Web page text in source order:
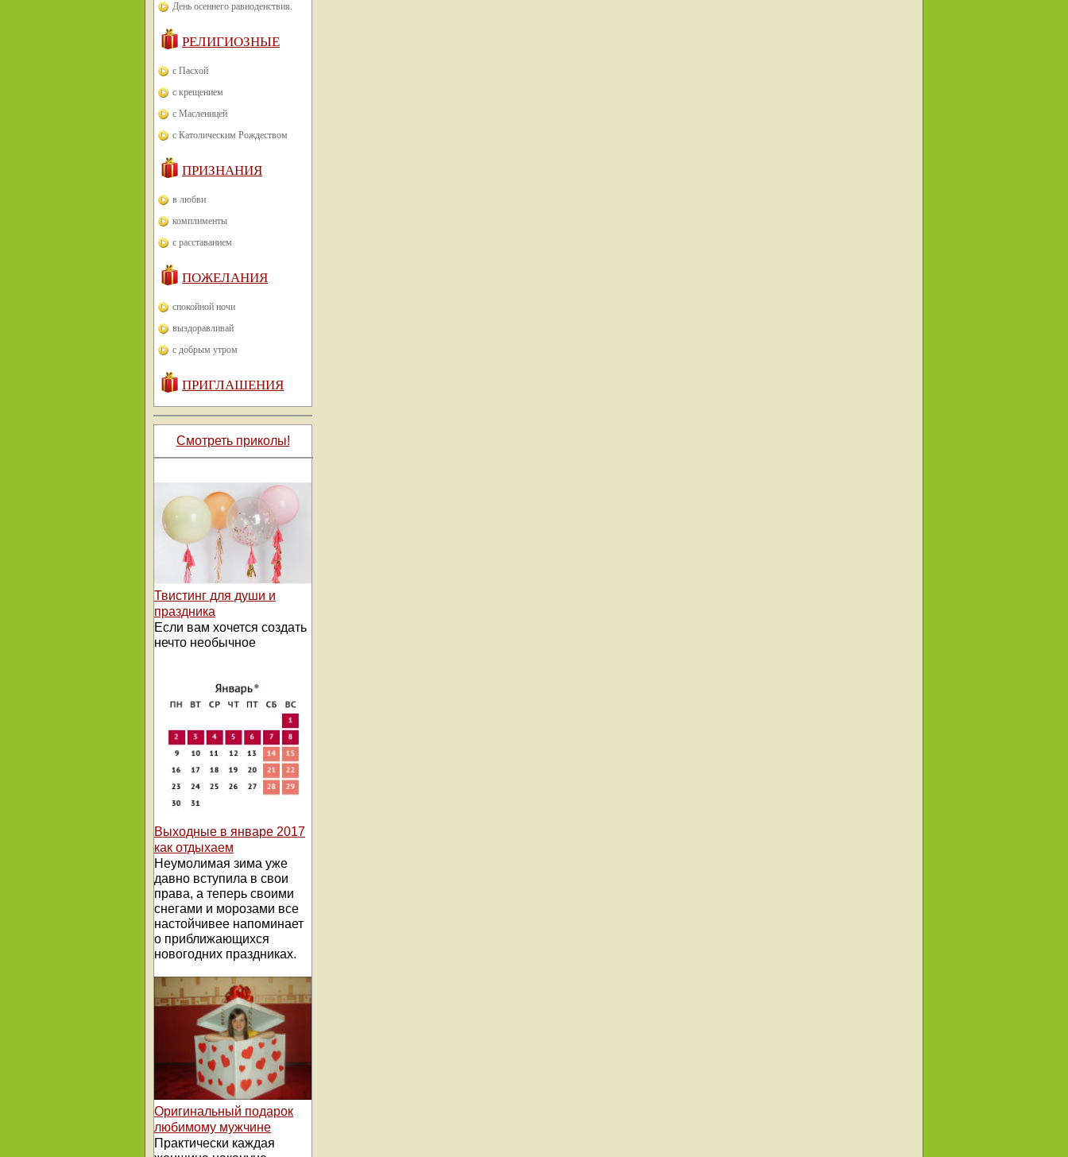
День осеннего равноденствия.
РЕЛИГИОЗНЫЕ
с Пасхой
с крещением
с Масленицей
с Католическим Рождеством
ПРИЗНАНИЯ
в любви
комплименты
с расставанием
ПОЖЕЛАНИЯ
спокойной ночи
выздоравливай
с добрым утром
ПРИГЛАШЕНИЯ
Смотреть приколы!
Твистинг для души и
праздника
Если вам хочется создать
нечто необычное
Выходные в январе 2017
как отдыхаем
Неумолимая зима уже
давно вступила в свои
права, а теперь своими
снегами и морозами все
настойчивее напоминает
о приближающихся
новогодних праздниках.
Оригинальный подарок
любимому мужчине
Практически каждая